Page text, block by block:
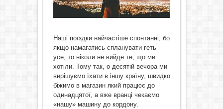
Наші поїздки найчастіше спонтанні, бо
якщо намагатись спланувати геть
усе, то ніколи не вийде те, що ми
хотіли. Тому так, о десятій вечора ми
вирішуємо їхати в іншу країну, швидко
біжимо в магазин який працює до
одинадцятої, а вже вранці чекаємо
«нашу» машину до кордону.